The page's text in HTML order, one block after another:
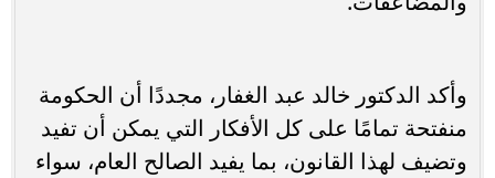
وأكد الدكتور خالد عبد الغفار، مجددًا أن الحكومة
منفتحة تمامًا على كل الأفكار التي يمكن أن تفيد
وتضيف لهذا القانون، بما يفيد الصالح العام، سواء